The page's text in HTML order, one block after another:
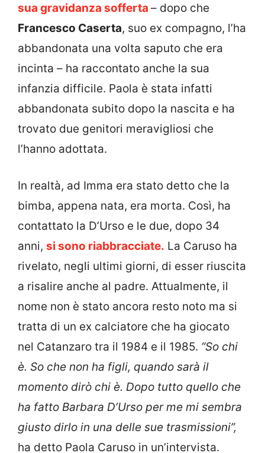
sua gravidanza sofferta – dopo che
Francesco Caserta, suo ex compagno, l’ha
abbandonata una volta saputo che era
incinta – ha raccontato anche la sua
infanzia difficile. Paola è stata infatti
abbandonata subito dopo la nascita e ha
trovato due genitori meravigliosi che
l’hanno adottata.
In realtà, ad Imma era stato detto che la
bimba, appena nata, era morta. Così, ha
contattato la D’Urso e le due, dopo 34
anni, si sono riabbracciate. La Caruso ha
rivelato, negli ultimi giorni, di esser riuscita
a risalire anche al padre. Attualmente, il
nome non è stato ancora resto noto ma si
tratta di un ex calciatore che ha giocato
nel Catanzaro tra il 1984 e il 1985. “So chi
è. So che non ha figli, quando sarà il
momento dirò chi è. Dopo tutto quello che
ha fatto Barbara D’Urso per me mi sembra
giusto dirlo in una delle sue trasmissioni”,
ha detto Paola Caruso in un’intervista.